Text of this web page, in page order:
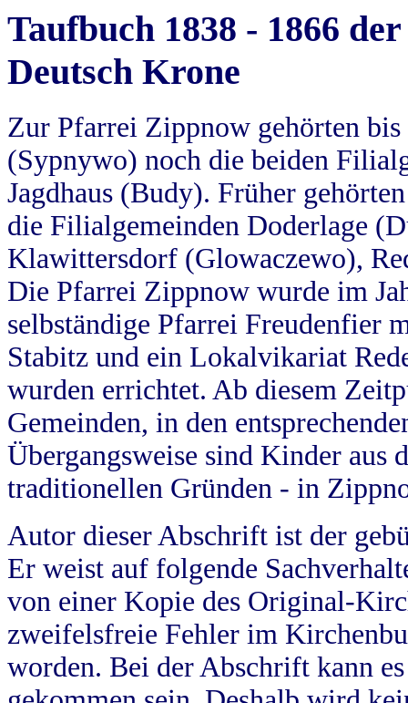
Taufbuch 1838 - 1866
Deutsch Krone
Zur Pfarrei Zippnow gehörten
(Sypnywo) noch die beiden
Jagdhaus (Budy). Früher
die Filialgemeinden Doderlage
Klawittersdorf (Glowaczewo),
Die Pfarrei Zippnow wurde im
selbständige Pfarrei Freudenfier
Stabitz und ein Lokalvikariat
wurden errichtet. Ab diesem
Gemeinden, in den
Übergangsweise sind Kinder aus
traditionellen Gründen - in
Autor dieser Abschrift ist der
Er weist auf folgende
von einer Kopie des Original-
zweifelsfreie Fehler im
worden. Bei der Abschrift kann